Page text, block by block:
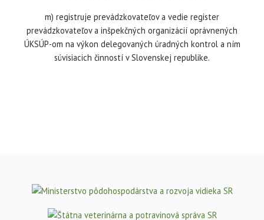
m) registruje prevádzkovateľov a vedie register
prevádzkovateľov a inšpekčných organizácií oprávnených
ÚKSÚP-om na výkon delegovaných úradných kontrol a ním
súvisiacich činností v Slovenskej republike.